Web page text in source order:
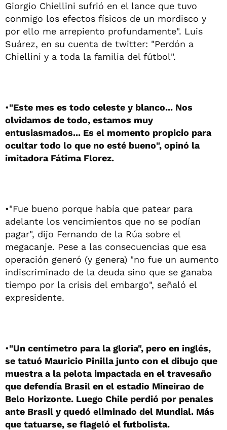
Giorgio Chiellini sufrió en el lance que tuvo
conmigo los efectos físicos de un mordisco y
por ello me arrepiento profundamente". Luis
Suárez, en su cuenta de twitter: "Perdón a
Chiellini y a toda la familia del fútbol".
•"Este mes es todo celeste y blanco... Nos
olvidamos de todo, estamos muy
entusiasmados... Es el momento propicio para
ocultar todo lo que no esté bueno", opinó la
imitadora Fátima Florez.
•"Fue bueno porque había que patear para
adelante los vencimientos que no se podían
pagar", dijo Fernando de la Rúa sobre el
megacanje. Pese a las consecuencias que esa
operación generó (y genera) "no fue un aumento
indiscriminado de la deuda sino que se ganaba
tiempo por la crisis del embargo", señaló el
expresidente.
•"Un centímetro para la gloria", pero en inglés,
se tatuó Mauricio Pinilla junto con el dibujo que
muestra a la pelota impactada en el travesaño
que defendía Brasil en el estadio Mineirao de
Belo Horizonte. Luego Chile perdió por penales
ante Brasil y quedó eliminado del Mundial. Más
que tatuarse, se flageló el futbolista.